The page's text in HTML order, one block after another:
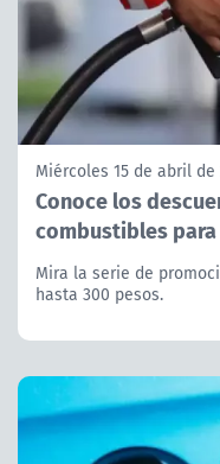
Miércoles 15 de abril de
Conoce los
combustibles
Mira la serie de
hasta 300 pesos.